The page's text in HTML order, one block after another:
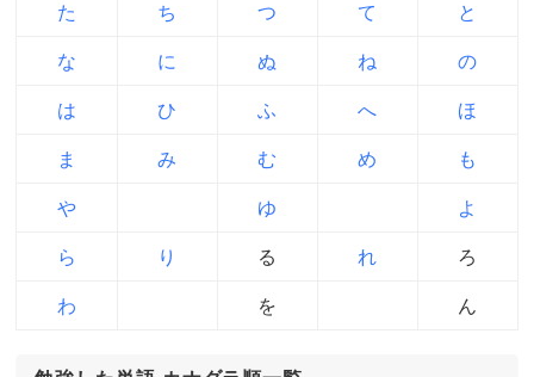
た ち つ て と
な に ぬ ね の
は ひ ふ へ ほ
ま み む め も
や ゆ よ
ら り る れ ろ
わ を ん